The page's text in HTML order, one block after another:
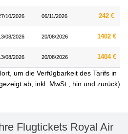
10/2026 06/11/2026 242 €
08/2026 20/08/2026 1402 €
08/2026 20/08/2026 1404 €
um die Verfügbarkeit des Tarifs in
ab, inkl. MwSt., hin und zurück)